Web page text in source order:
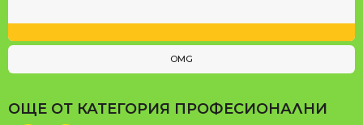
OMG
ОЩЕ ОТ КАТЕГОРИЯ ПРОФЕСИОНАЛНИ